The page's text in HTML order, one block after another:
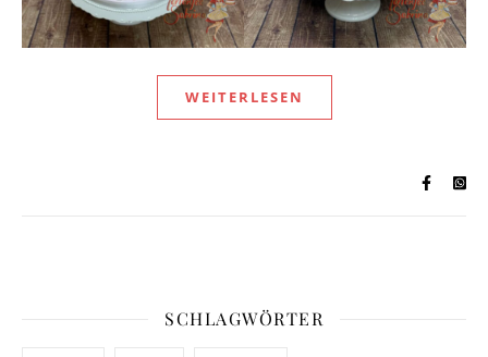
WEITERLESEN
SCHLAGWÖRTER